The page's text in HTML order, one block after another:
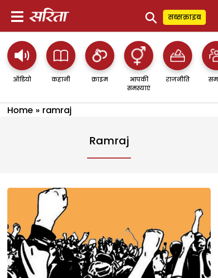
⚲ सब्सक्राइब
ऑडियो कहानी क्राइम
आपकी
समस्याएं
राजनीति
Home » ramraj
Ramraj